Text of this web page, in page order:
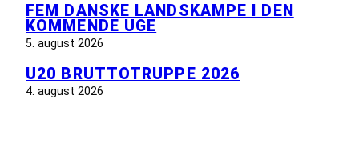
FEM DANSKE LANDSKAMPE I DEN
KOMMENDE UGE
5. august 2026
U20 BRUTTOTRUPPE 2026
4. august 2026